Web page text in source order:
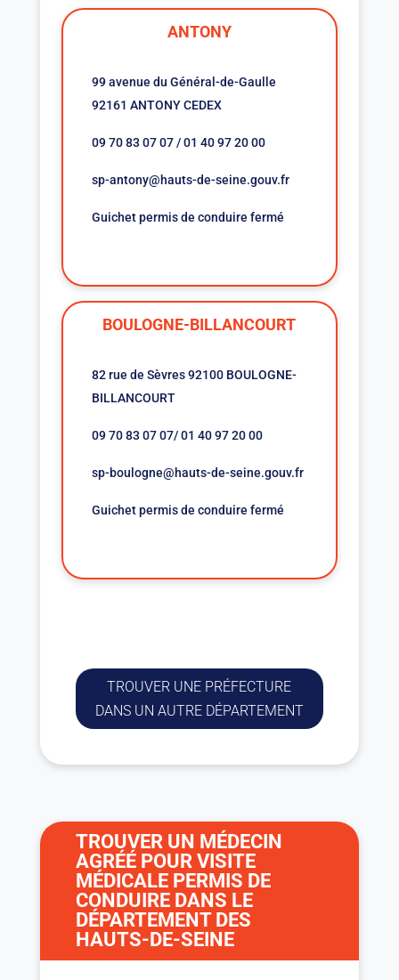
ANTONY
99 avenue du Général-de-Gaulle
92161 ANTONY CEDEX
09 70 83 07 07 / 01 40 97 20 00
sp-antony@hauts-de-seine.gouv.fr
Guichet permis de conduire fermé
BOULOGNE-BILLANCOURT
82 rue de Sèvres 92100 BOULOGNE-
BILLANCOURT
09 70 83 07 07/ 01 40 97 20 00
sp-boulogne@hauts-de-seine.gouv.fr
Guichet permis de conduire fermé
TROUVER UNE PRÉFECTURE
DANS UN AUTRE DÉPARTEMENT
TROUVER UN MÉDECIN
AGRÉÉ POUR VISITE
MÉDICALE PERMIS DE
CONDUIRE DANS LE
DÉPARTEMENT DES
HAUTS-DE-SEINE